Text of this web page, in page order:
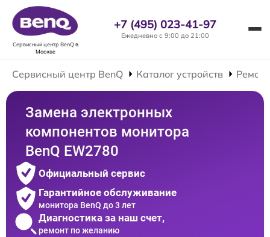
Сервисный центр BenQв
Москве
+7 (495) 023-41-97
Ежедневно с 9:00 до 21:00
Сервисный центр BenQ Каталог устройств
Замена электронных
компонентов монитора
BenQ EW2780
Официальный сервис
Гарантийное обслуживание
монитора BenQ до 3 лет
Диагностика за наш счет,
ремонт по желанию